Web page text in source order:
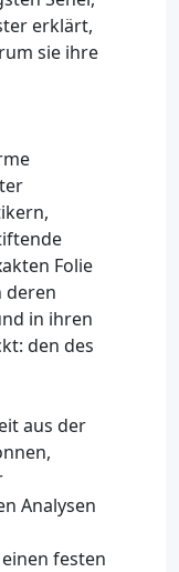
erklärt,
sie ihre
Folie
deren
in ihren
den des
aus der
Analysen
festen